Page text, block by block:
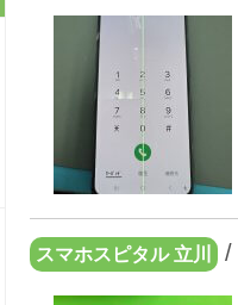
スマホスピタル 立川 /